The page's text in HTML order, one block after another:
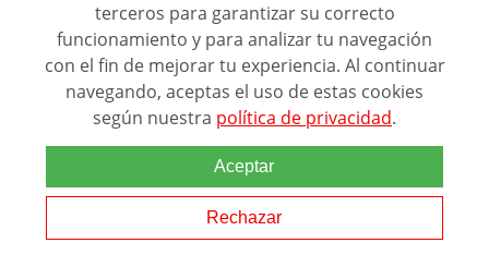
Relacionado con esta temática
Horario Totalmente Flexible Campus Virtual Recibirás unos sólidos
conocimientos en esta disciplina que te capacitarán para iniciar las
especialización que más se adapte a tus aspiraciones en cualquier
rama de la electrónica....
SOLICITAR INFORMACIÓN
terceros para garantizar su correcto
funcionamiento y para analizar tu navegación
con el fin de mejorar tu experiencia. Al continuar
navegando, aceptas el uso de estas cookies
según nuestra política de privacidad.
Aceptar
Rechazar